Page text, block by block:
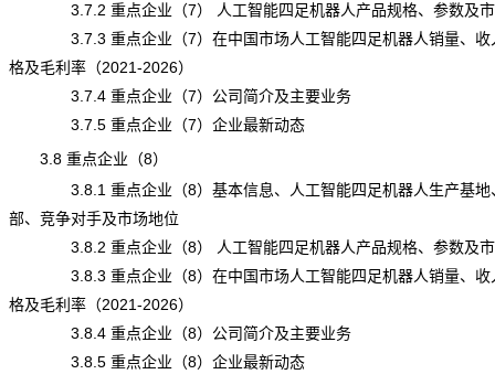
3.7.2 重点企业（7） 人工智能四足机器人产品规格、参数及市
3.7.3 重点企业（7）在中国市场人工智能四足机器人销量、收
格及毛利率（2021-2026）
3.7.4 重点企业（7）公司简介及主要业务
3.7.5 重点企业（7）企业最新动态
3.8 重点企业（8）
3.8.1 重点企业（8）基本信息、人工智能四足机器人生产基地
部、竞争对手及市场地位
3.8.2 重点企业（8） 人工智能四足机器人产品规格、参数及市
3.8.3 重点企业（8）在中国市场人工智能四足机器人销量、收
格及毛利率（2021-2026）
3.8.4 重点企业（8）公司简介及主要业务
3.8.5 重点企业（8）企业最新动态